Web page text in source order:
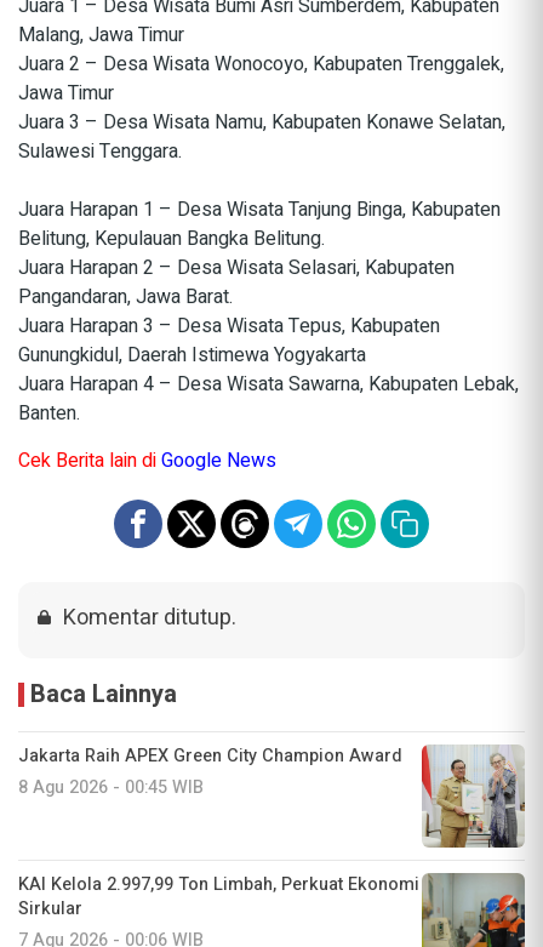
Malang, Jawa Timur
Juara 2 – Desa Wisata Wonocoyo, Kabupaten Trenggalek,
Jawa Timur
Juara 3 – Desa Wisata Namu, Kabupaten Konawe Selatan,
Sulawesi Tenggara.
Juara Harapan 1 – Desa Wisata Tanjung Binga, Kabupaten
Belitung, Kepulauan Bangka Belitung.
Juara Harapan 2 – Desa Wisata Selasari, Kabupaten
Pangandaran, Jawa Barat.
Juara Harapan 3 – Desa Wisata Tepus, Kabupaten
Gunungkidul, Daerah Istimewa Yogyakarta
Juara Harapan 4 – Desa Wisata Sawarna, Kabupaten Lebak,
Banten.
Cek Berita lain diGoogle News
Komentar ditutup.
Baca Lainnya
Jakarta Raih APEX Green City Champion Award
8 Agu 2026 - 00:45 WIB
KAI Kelola 2.997,99 Ton Limbah, Perkuat Ekonomi
Sirkular
7 Agu 2026 - 00:06 WIB